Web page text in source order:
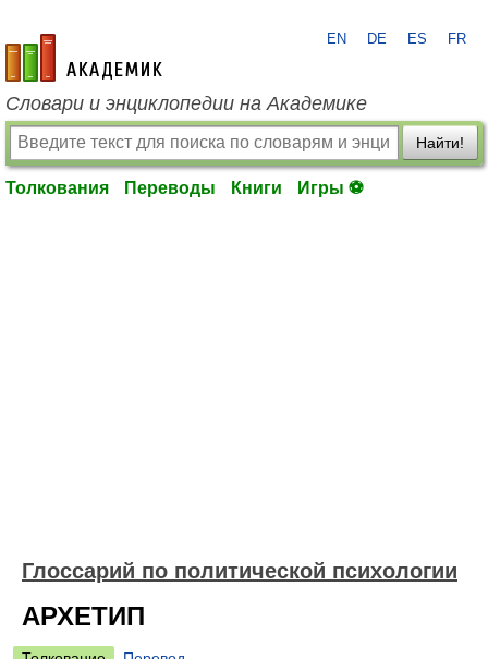
academic.ru
EN DE ES FR
Словари и энциклопедии на Академике
Найти!
Толкования Переводы Книги Игры ⚽
Глоссарий по политической психологии
АРХЕТИП